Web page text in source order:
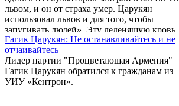
Сашику принадлежат счетчики скорости.
Засим последовало опровержение
относительно объемов добыч из
золотоносного рудника. Пашинян с
трибуны парламента, со ссылкой ...
львом, и он от страха умер. Царукян
использовал львов и для того, чтобы
запугивать людей». Эту леденящую кровь
историю рассказал скульптор Виген
Аветис, комментируя уголовное
преследование Гагика Царукяна. При этом
он не промолвил ни слова о жестком сверх
всякой меры задержании Царукяна,
Гагик Царукян: Не останавливайтесь и не
отчаивайтесь
Лидер партии "Процветающая Армения"
Гагик Царукян обратился к гражданам из
УИУ «Кентрон».